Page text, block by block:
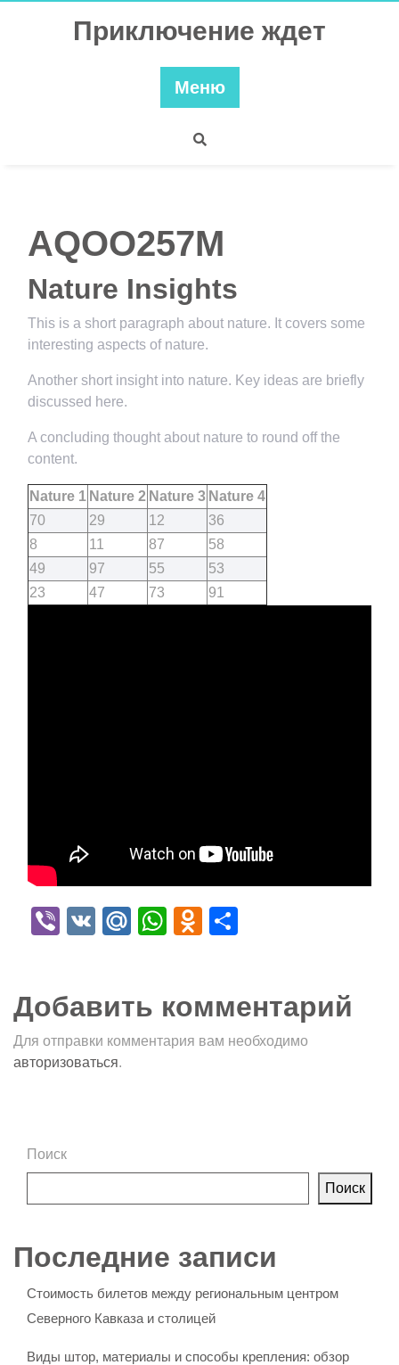
Приключение ждет
Меню
AQOO257M
Nature Insights
This is a short paragraph about nature. It covers some
interesting aspects of nature.
Another short insight into nature. Key ideas are briefly
discussed here.
A concluding thought about nature to round off the
content.
Nature 1 Nature 2 Nature 3 Nature 4
70
29 12
36
8
11 87
58
49
97 55
53
23
47 73 91
Viber
VK Mail.Ru
WhatsApp
Odnoklassniki
Добавить комментарий
Для отправки комментария вам необходимо
авторизоваться.
Поиск
Поиск
Последние записи
Стоимость билетов между региональным центром
Северного Кавказа и столицей
Виды штор, материалы и способы крепления: обзор